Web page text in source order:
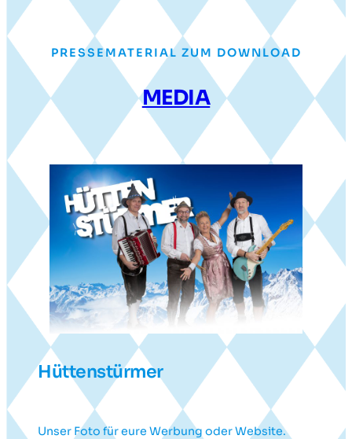
PRESSEMATERIAL ZUM DOWNLOAD
MEDIA
Hüttenstürmer
Unser Foto für eure Werbung oder Website.